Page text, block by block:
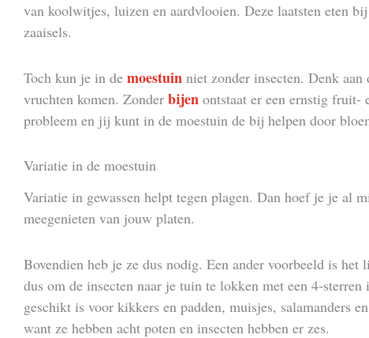
van koolwitjes, luizen en aardvlooien. Deze laatsten eten
zaaisels.
Toch kun je in de moestuin niet zonder insecten. Denk
vruchten komen. Zonder bijen ontstaat er een ernstig fruit-
probleem en jij kunt in de moestuin de bij helpen door
Variatie in de moestuin
Variatie in gewassen helpt tegen plagen. Dan hoef je je al
meegenieten van jouw platen.
Bovendien heb je ze dus nodig. Een ander voorbeeld is het
dus om de insecten naar je tuin te lokken met een 4-
geschikt is voor kikkers en padden, muisjes, salamanders
want ze hebben acht poten en insecten hebben er zes.